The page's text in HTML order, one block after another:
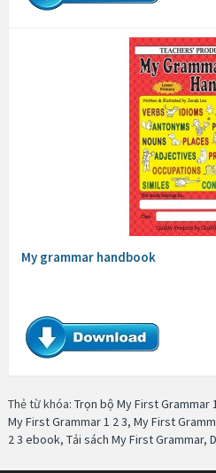
My grammar handbook
Thẻ từ khóa: Trọn bộ My First Grammar
My First Grammar 1 2 3, My First
2 3 ebook, Tải sách My First Grammar,